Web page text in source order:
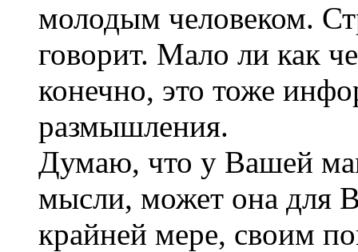
молодым человеком.
говорит. Мало ли как
конечно, это тоже
размышления.
Думаю, что у Вашей
мысли, может она для
крайней мере, своим